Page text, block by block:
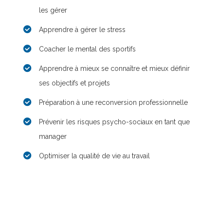
les gérer
Apprendre à gérer le stress
Coacher le mental des sportifs
Apprendre à mieux se connaître et mieux définir
ses objectifs et projets
Préparation à une reconversion professionnelle
Prévenir les risques psycho-sociaux en tant que
manager
Optimiser la qualité de vie au travail